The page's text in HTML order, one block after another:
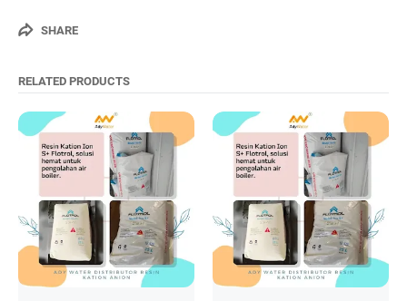
SHARE
RELATED PRODUCTS